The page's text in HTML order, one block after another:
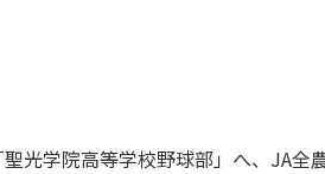
学院高等学校野球部」へ、JA全